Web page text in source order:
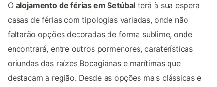
O alojamento de férias em Setúbal terá à sua espera
casas de férias com tipologias variadas, onde não
faltarão opções decoradas de forma sublime, onde
encontrará, entre outros pormenores, caraterísticas
oriundas das raízes Bocagianas e marítimas que
destacam a região. Desde as opções mais clássicas e